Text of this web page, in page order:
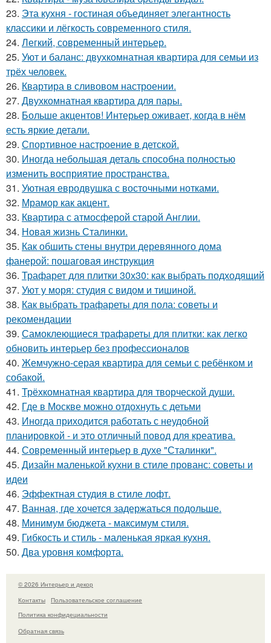
23. Эта кухня - гостиная объединяет элегантность
классики и лёгкость современного стиля.
24. Легкий, современный интерьер.
25. Уют и баланс: двухкомнатная квартира для семьи из
трёх человек.
26. Квартира в сливовом настроении.
27. Двухкомнатная квартира для пары.
28. Больше акцентов! Интерьер оживает, когда в нём
есть яркие детали.
29. Спортивное настроение в детской.
30. Иногда небольшая деталь способна полностью
изменить восприятие пространства.
31. Уютная евродвушка с восточными нотками.
32. Мрамор как акцент.
33. Квартира с атмосферой старой Англии.
34. Новая жизнь Сталинки.
35. Как обшить стены внутри деревянного дома
фанерой: пошаговая инструкция
36. Трафарет для плитки 30х30: как выбрать подходящий
37. Уют у моря: студия с видом и тишиной.
38. Как выбрать трафареты для пола: советы и
рекомендации
39. Самоклеющиеся трафареты для плитки: как легко
обновить интерьер без профессионалов
40. Жемчужно-серая квартира для семьи с ребёнком и
собакой.
41. Трёхкомнатная квартира для творческой души.
42. Где в Москве можно отдохнуть с детьми
43. Иногда приходится работать с неудобной
планировкой - и это отличный повод для креатива.
44. Современный интерьер в духе "Сталинки".
45. Дизайн маленькой кухни в стиле прованс: советы и
идеи
46. Эффектная студия в стиле лофт.
47. Ванная, где хочется задержаться подольше.
48. Минимум бюджета - максимум стиля.
49. Гибкость и стиль - маленькая яркая кухня.
50. Два уровня комфорта.
© 2026 Интерьер и декор
Контакты
Пользовательское соглашение
Политика конфидециальности
Обратная связь